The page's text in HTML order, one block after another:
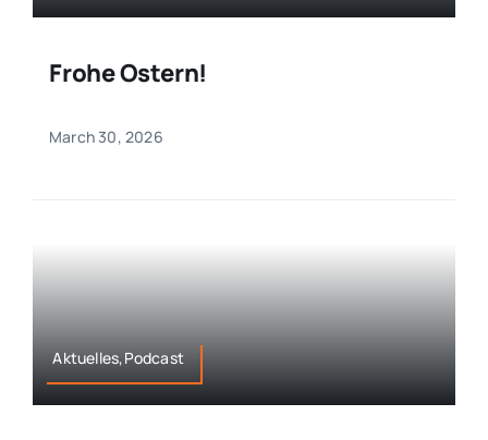
Frohe Ostern!
March 30, 2026
Aktuelles,Podcast